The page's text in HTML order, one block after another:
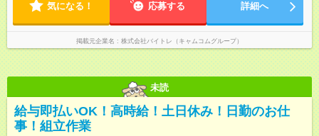
気になる！ 応募する 詳細へ
掲載元企業名 株式会社バイトレ（キャムコムグループ）
未読
給与即払いOK！高時給！土日休み！日勤のお仕
事！組立作業